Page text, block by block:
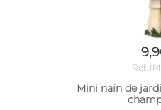
Ref.
Mini nain de